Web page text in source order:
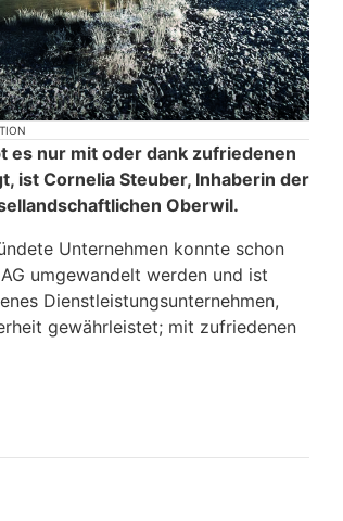
es nur mit oder dank zufriedenen
ist Cornelia Steuber, Inhaberin der
Oberwil.
Unternehmen konnte schon
umgewandelt werden und ist
Dienstleistungsunternehmen,
gewährleistet; mit zufriedenen